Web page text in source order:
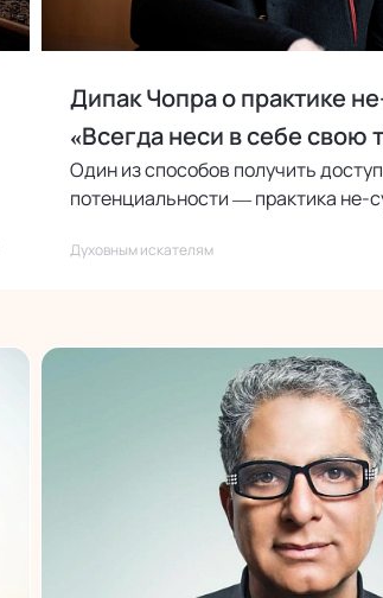
Дипак Чопра о практике
«Всегда неси в себе свою
Один из способов получить
потенциальности — практика не-
Духовным искателям